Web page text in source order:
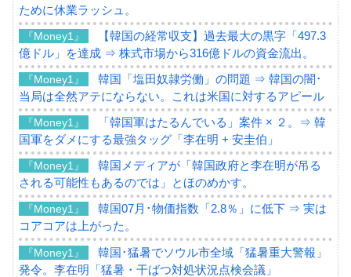
ために休業ラッシュ。
『Money1』
【韓国の経常収支】過去最大の黒字「497.3
億ドル」を達成 ⇒ 株式市場から316億ドルの資金流出。
『Money1』
韓国「塩田奴隷労働」の問題 ⇒ 韓国の闇･
当局は全然アテにならない。これは米国に対するアピール
『Money1』
「韓国軍はたるんでいる」案件 × ２。⇒ 韓
国軍をダメにする最強タッグ「李在明 + 安圭伯」
『Money1』
韓国メディアが「韓国政府と李在明が吊る
される可能性もあるのでは」とほのめかす。
『Money1』
韓国07月･物価指数「2.8％」に低下 ⇒ 実は
コアコアは上がった。
『Money1』
韓国･猛暑でソウル市全域「猛暑重大警報」
発令。李在明「猛暑・干ばつ対処状況点検会議」